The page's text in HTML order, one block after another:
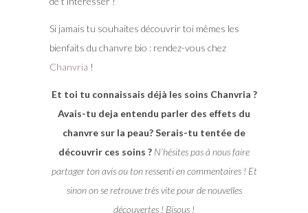
Si jamais tu souhaites découvrir toi mêmes les
bienfaits du chanvre bio : rendez-vous chez
Chanvria !
Et toi tu connaissais déjà les soins Chanvria ?
Avais-tu deja entendu parler des effets du
chanvre sur la peau? Serais-tu tentée de
découvrir ces soins ? N’hésites pas à nous faire
partager ton avis ou ton ressenti en commentaires ! Et
sinon on se retrouve très vite pour de nouvelles
découvertes ! Bisous !